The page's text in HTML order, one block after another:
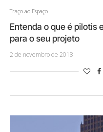
Traço ao Espaço
Entenda o que é pilotis
para o seu projeto
2 de novembro de 2018